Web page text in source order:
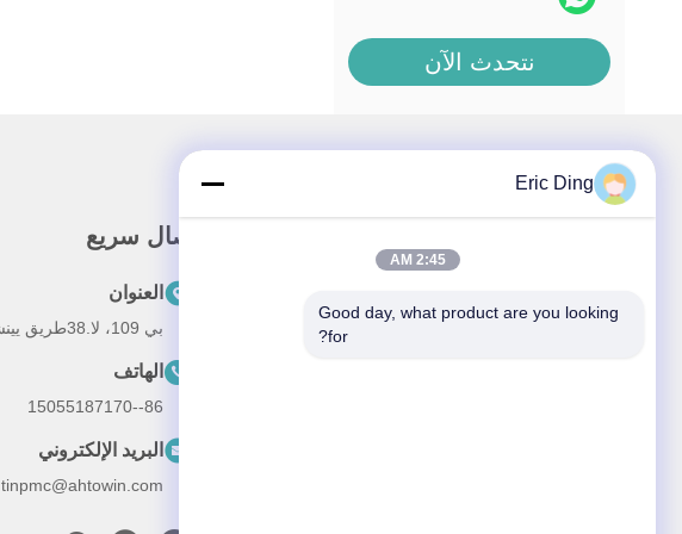
نتحدث الآن
اتصال سريع
العنوان
بي 109، لا.38طريق يينشو الشمالي، ETDZ، ووهو، أنهوي، الصين
الهاتف
86--15055187170
البريد الإلكتروني
tinpmc@ahtowin.com
Eric Ding
2:45 AM
Good day, what product are you looking
for?